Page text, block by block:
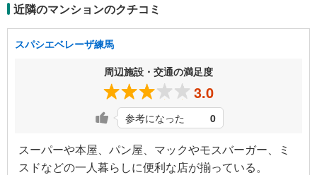
近隣のマンションのクチコミ
スパシエベレーザ練馬
周辺施設・交通の満足度
3.0
参考になった 0
スーパーや本屋、パン屋、マックやモスバーガー、ミ
スドなどの一人暮らしに便利な店が揃っている。